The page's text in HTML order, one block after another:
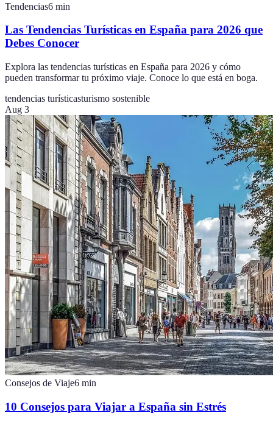
Tendencias6 min
Las Tendencias Turísticas en España para 2026 que
Debes Conocer
Explora las tendencias turísticas en España para 2026 y cómo
pueden transformar tu próximo viaje. Conoce lo que está en boga.
tendencias turísticasturismo sostenible
Aug 3
Consejos de Viaje6 min
10 Consejos para Viajar a España sin Estrés